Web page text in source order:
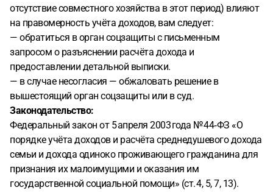
отсутствие совместного хозяйства в этот период) влияют
на правомерность учёта доходов, вам следует:
— обратиться в орган соцзащиты с письменным
запросом о разъяснении расчёта дохода и
предоставлении детальной выписки.
— в случае несогласия — обжаловать решение в
вышестоящий орган соцзащиты или в суд.
Законодательство:
Федеральный закон от 5 апреля 2003 года № 44‑ФЗ «О
порядке учёта доходов и расчёта среднедушевого дохода
семьи и дохода одиноко проживающего гражданина для
признания их малоимущими и оказания им
государственной социальной помощи» (ст. 4, 5, 7, 13).